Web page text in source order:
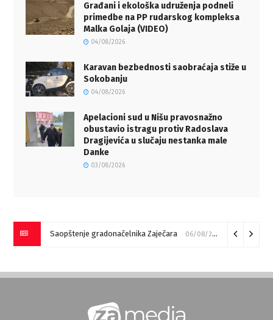
Građani i ekološka udruženja podneli
primedbe na PP rudarskog kompleksa
Malka Golaja (VIDEO)
04/08/2026
Karavan bezbednosti saobraćaja stiže u
Sokobanju
04/08/2026
Apelacioni sud u Nišu pravosnažno
obustavio istragu protiv Radoslava
Dragijevića u slučaju nestanka male
Danke
03/08/2026
Saopštenje gradonačelnika Zaječara 06/08/2026